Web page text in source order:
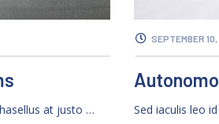
at justo …
SEPTEMBER 10,
Sed iaculis leo